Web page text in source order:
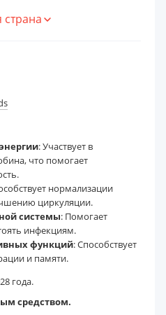
страна
: Участвует в
что помогает
нормализации
циркуляции.
системы: Помогает
инфекциям.
функций: Способствует
и памяти.
года.
средством.